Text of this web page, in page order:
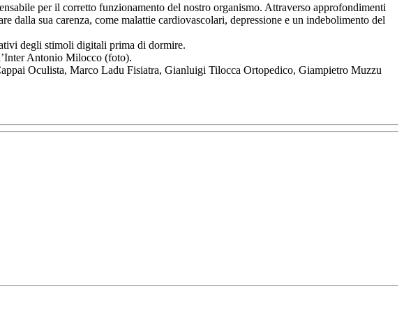
per il corretto funzionamento del nostro organismo. Attraverso approfondimenti
dalla sua carenza, come malattie cardiovascolari, depressione e un indebolimento del
degli stimoli digitali prima di dormire.
Antonio Milocco (foto).
Oculista, Marco Ladu Fisiatra, Gianluigi Tilocca Ortopedico, Giampietro Muzzu